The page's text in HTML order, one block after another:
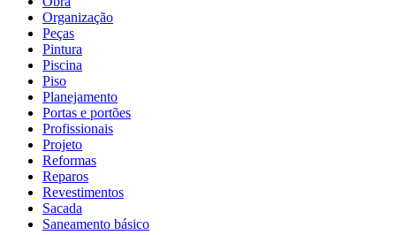
Organização
Peças
Pintura
Piscina
Piso
Planejamento
Portas e portões
Profissionais
Projeto
Reformas
Reparos
Revestimentos
Sacada
Saneamento básico